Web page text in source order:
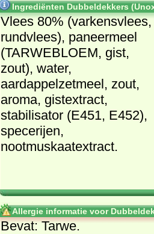
Ingrediënten Dubbeldekkers
Vlees 80% (varkensvlees,
rundvlees), paneermeel
(TARWEBLOEM, gist,
zout), water,
aardappelzetmeel, zout,
aroma, gistextract,
stabilisator (E451, E452),
specerijen,
nootmuskaatextract.
Allergie informatie voor
Bevat: Tarwe.